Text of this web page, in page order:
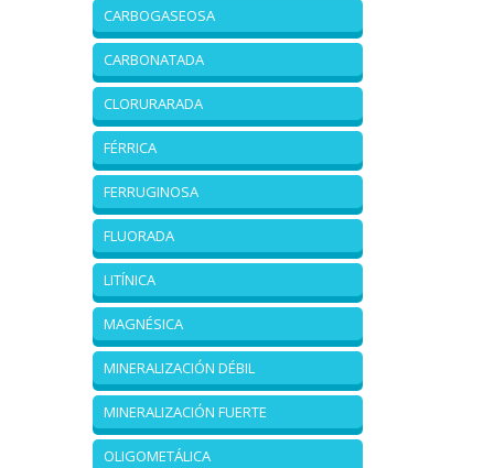
CARBOGASEOSA
CARBONATADA
CLORURARADA
FÉRRICA
FERRUGINOSA
FLUORADA
LITÍNICA
MAGNÉSICA
MINERALIZACIÓN DÉBIL
MINERALIZACIÓN FUERTE
OLIGOMETÁLICA